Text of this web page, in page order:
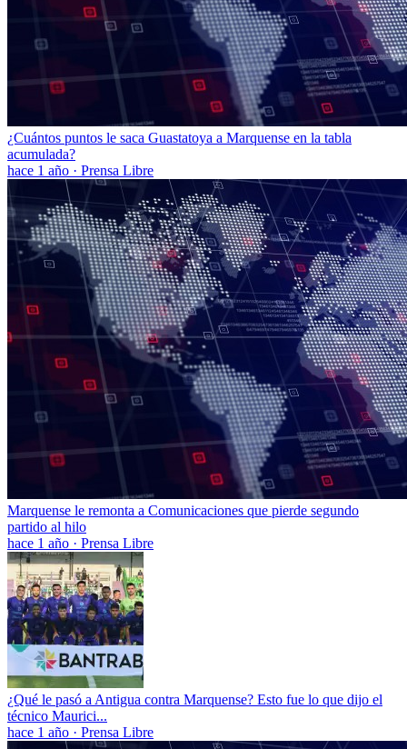
¿Cuántos puntos le saca Guastatoya a Marquense en la tabla
acumulada?
hace 1 año · Prensa Libre
Marquense le remonta a Comunicaciones que pierde segundo
partido al hilo
hace 1 año · Prensa Libre
¿Qué le pasó a Antigua contra Marquense? Esto fue lo que dijo el
técnico Maurici...
hace 1 año · Prensa Libre